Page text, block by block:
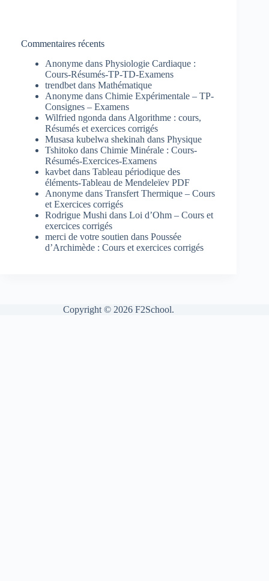
Commentaires récents
Anonyme dans Physiologie Cardiaque :
Cours-Résumés-TP-TD-Examens
trendbet dans Mathématique
Anonyme dans Chimie Expérimentale – TP-
Consignes – Examens
Wilfried ngonda dans Algorithme : cours,
Résumés et exercices corrigés
Musasa kubelwa shekinah dans Physique
Tshitoko dans Chimie Minérale : Cours-
Résumés-Exercices-Examens
kavbet dans Tableau périodique des
éléments-Tableau de Mendeleïev PDF
Anonyme dans Transfert Thermique – Cours
et Exercices corrigés
Rodrigue Mushi dans Loi d’Ohm – Cours et
exercices corrigés
merci de votre soutien dans Poussée
d’Archimède : Cours et exercices corrigés
Copyright © 2026 F2School.